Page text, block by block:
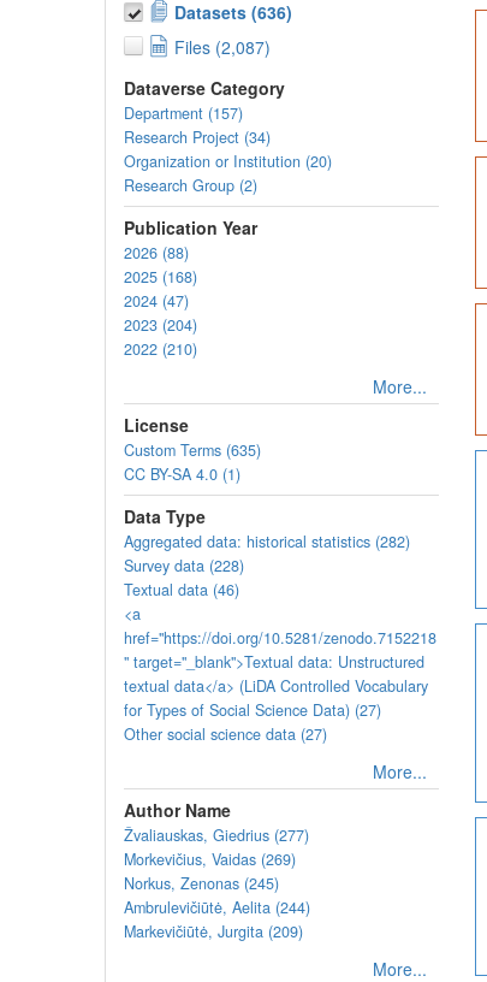
Datasets (636)
Files (2,087)
Dataverse Category
Department (157)
Research Project (34)
Organization or Institution (20)
Research Group (2)
Publication Year
2026 (88)
2025 (168)
2024 (47)
2023 (204)
2022 (210)
More...
License
Custom Terms (635)
CC BY-SA 4.0 (1)
Data Type
Aggregated data: historical statistics (282)
Survey data (228)
Textual data (46)
<a
href="https://doi.org/10.5281/zenodo.7152218
" target="_blank">Textual data: Unstructured
textual data</a> (LiDA Controlled Vocabulary
for Types of Social Science Data) (27)
Other social science data (27)
More...
Author Name
Žvaliauskas, Giedrius (277)
Morkevičius, Vaidas (269)
Norkus, Zenonas (245)
Ambrulevičiūtė, Aelita (244)
Markevičiūtė, Jurgita (209)
More...